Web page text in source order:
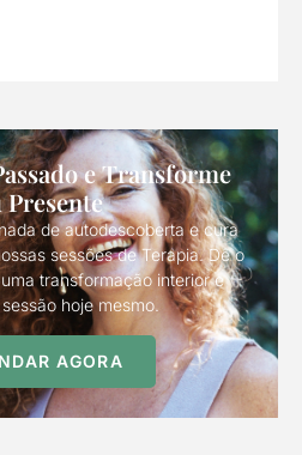
e Transforme
Presente
de autodescoberta e cura
sessões de Terapia. Dê o
transformação interior e
hoje mesmo.
AGORA